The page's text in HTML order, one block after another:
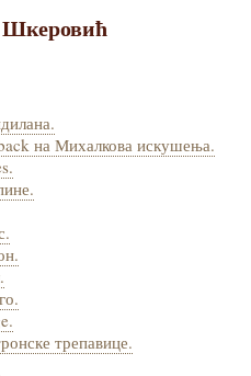
Шкеровић
на Михалкова искушења.
трепавице.